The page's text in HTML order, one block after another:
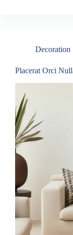
Decoration
Placerat Orci